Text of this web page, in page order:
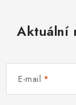
Aktuální
E-mail